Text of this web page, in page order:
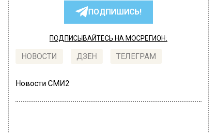
ПОДПИШИСЬ!
ПОДПИСЫВАЙТЕСЬ НА МОСРЕГИОН:
НОВОСТИ ДЗЕН ТЕЛЕГРАМ
Новости СМИ2